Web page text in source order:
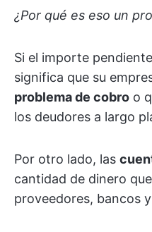
¿Por qué es eso un
Si el importe
significa que su
problema de cobro o
los deudores a largo
Por otro lado, las
cantidad de dinero
proveedores, bancos